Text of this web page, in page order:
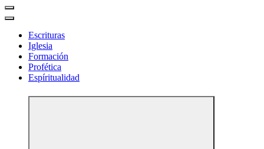
Escrituras
Iglesia
Formación
Profética
Espíritualidad